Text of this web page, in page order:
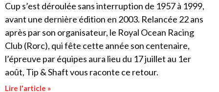
Cup s’est déroulée sans interruption de 1957 à 1999,
avant une dernière édition en 2003. Relancée 22 ans
après par son organisateur, le Royal Ocean Racing
Club (Rorc), qui fête cette année son centenaire,
l’épreuve par équipes aura lieu du 17 juillet au 1er
août, Tip & Shaft vous raconte ce retour.
Lire l'article »